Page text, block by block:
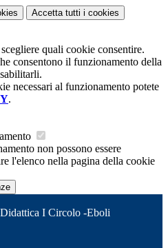
Accetta tutti i cookies
quali cookie consentire.
consentono il funzionamento della
necessari al funzionamento potete
.
non possono essere
l'elenco nella pagina della cookie
I Circolo -Eboli